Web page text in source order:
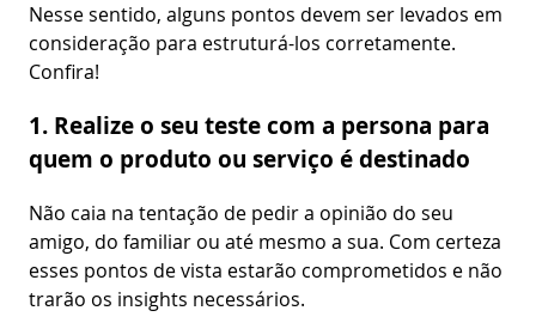
Nesse sentido, alguns pontos devem ser levados em
consideração para estruturá-los corretamente.
Confira!
1. Realize o seu teste com a persona para
quem o produto ou serviço é destinado
Não caia na tentação de pedir a opinião do seu
amigo, do familiar ou até mesmo a sua. Com certeza
esses pontos de vista estarão comprometidos e não
trarão os insights necessários.